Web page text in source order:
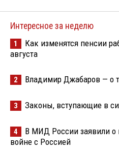
Интересное за неделю
1
Как изменятся пенсии
августа
2 Владимир Джабаров — о
3 Законы, вступающие в
4
В МИД России заявили о
войне с Россией